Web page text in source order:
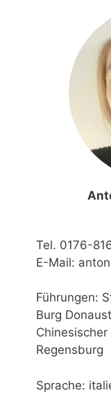
Tel. 0176-
E-Mail:
Führungen:
Burg
Regensburg
Sprache: